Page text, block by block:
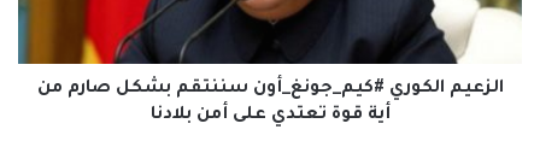
من
تعتدي
الزعيم الكوري #كيم_جونغ_أون سننتقم بشكل صارم من
أية قوة تعتدي على أمن بلادنا